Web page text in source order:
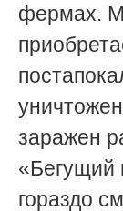
фермах.
заражен
«Бегущий
гораздо